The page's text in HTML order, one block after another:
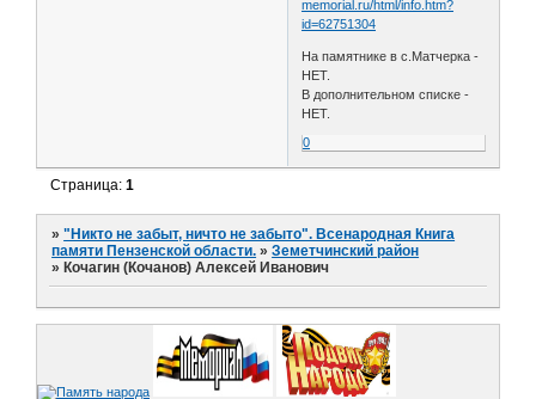
memorial.ru/html/info.htm?
id=62751304
На памятнике в с.Матчерка -
НЕТ.
В дополнительном списке -
НЕТ.
0
Страница:1
»"Никто не забыт, ничто не забыто". Всенародная Книга
памяти Пензенской области. »Земетчинский район
» Кочагин (Кочанов) Алексей Иванович